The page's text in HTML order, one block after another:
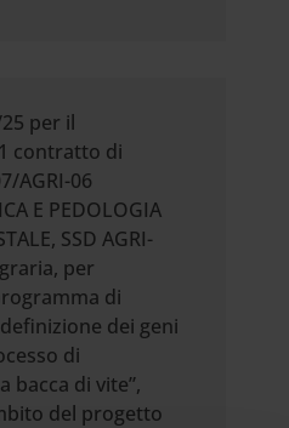
per il
contratto di
AGRI-06
E PEDOLOGIA
SSD AGRI-
per
di
dei geni
di
bacca di vite”,
del progetto